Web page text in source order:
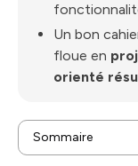
Un bon
floue en
orienté
Sommaire